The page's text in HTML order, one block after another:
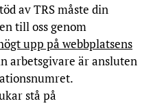
av TRS måste din
till oss genom
upp på webbplatsens
arbetsgivare är ansluten
stå på